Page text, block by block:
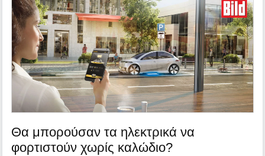
Θα μπορούσαν τα ηλεκτρικά να
φορτιστούν χωρίς καλώδιο?